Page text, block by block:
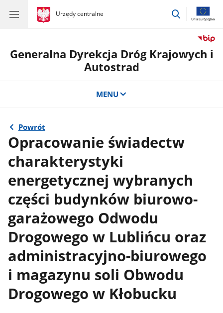
gov.pl
Urzędy centralne
gov.pl
Urzędy
przejdź
Generalna Dyrekcja Dróg Krajowych i
Autostrad
MENU
Powrót
Opracowanie świadectw
charakterystyki
energetycznej wybranych
części budynków biurowo-
garażowego Odwodu
Drogowego w Lublińcu oraz
administracyjno-biurowego
i magazynu soli Obwodu
Drogowego w Kłobucku